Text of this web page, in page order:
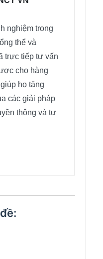
nghiệm trong
thể và
trực tiếp tư vấn
cho hàng
họ tăng
các giải pháp
thông và tự